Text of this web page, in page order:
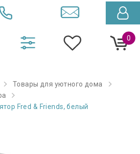
0
Товары для уютного дома
Fred & Friends, белый